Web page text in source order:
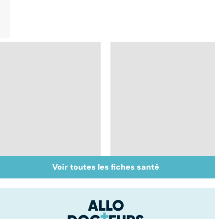
Accident vasculaire
cérébral : l'enfant
Trisomie 21 : du
dépistage à la prise
Voir toutes les fiches santé